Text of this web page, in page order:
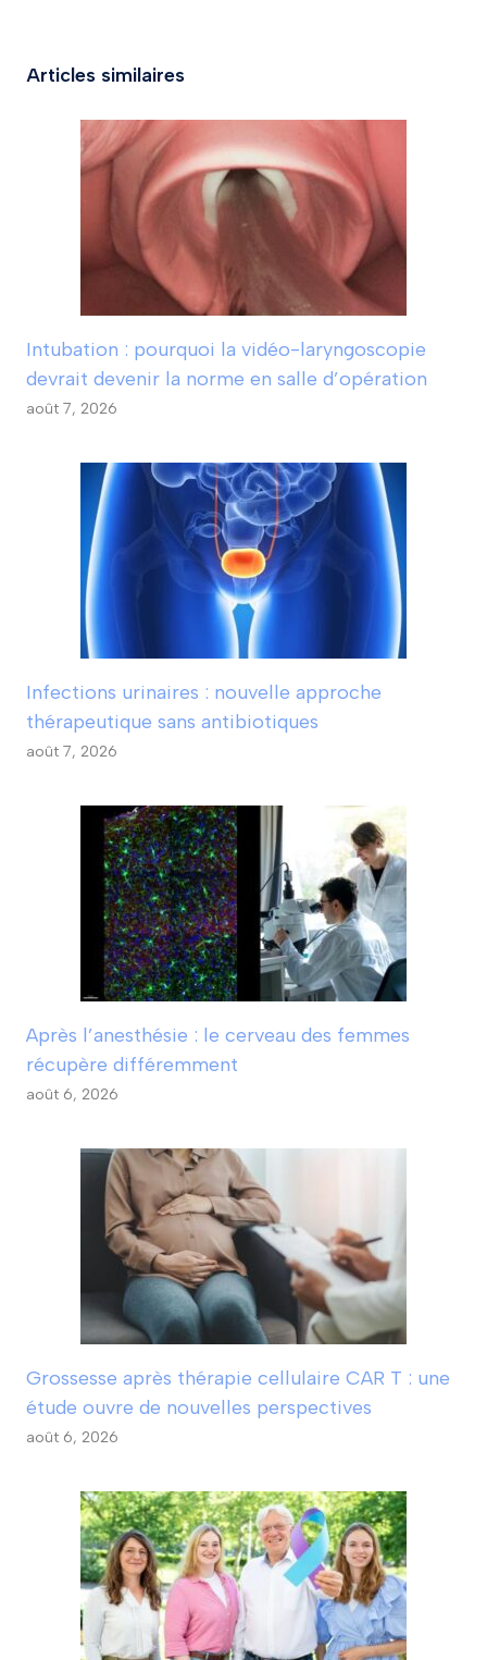
Articles similaires
Intubation : pourquoi la vidéo-laryngoscopie
devrait devenir la norme en salle d’opération
août 7, 2026
Infections urinaires : nouvelle approche
thérapeutique sans antibiotiques
août 7, 2026
Après l’anesthésie : le cerveau des femmes
récupère différemment
août 6, 2026
Grossesse après thérapie cellulaire CAR T : une
étude ouvre de nouvelles perspectives
août 6, 2026